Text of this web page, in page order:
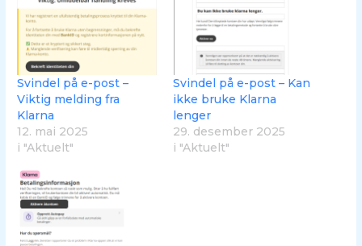
Svindel på e-post –
Viktig melding fra
Klarna
12. mai 2025
i "Aktuelt"
Svindel på e-post – Kan
ikke bruke Klarna
lenger
29. desember 2025
i "Aktuelt"